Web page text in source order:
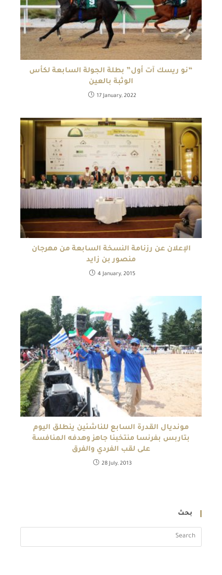
“نو ريسك آت أول” بطلة الجولة السابعة لكأس
الوثبة بالعين
17 January, 2022
الإعلان عن رزنامة النسخة السابعة من مهرجان
منصور بن زايد
4 January, 2015
مونديال القدرة السابع للناشئين ينطلق اليوم
بتاربس بفرنسا منتخبنا جاهز وهدفه المنافسة
على لقب الفردي والفرق
28 July, 2013
بحث